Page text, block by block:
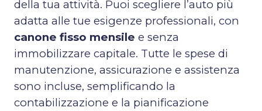
della tua attività. Puoi scegliere l’auto più
adatta alle tue esigenze professionali, con
canone fisso mensile e senza
immobilizzare capitale. Tutte le spese di
manutenzione, assicurazione e assistenza
sono incluse, semplificando la
contabilizzazione e la pianificazione